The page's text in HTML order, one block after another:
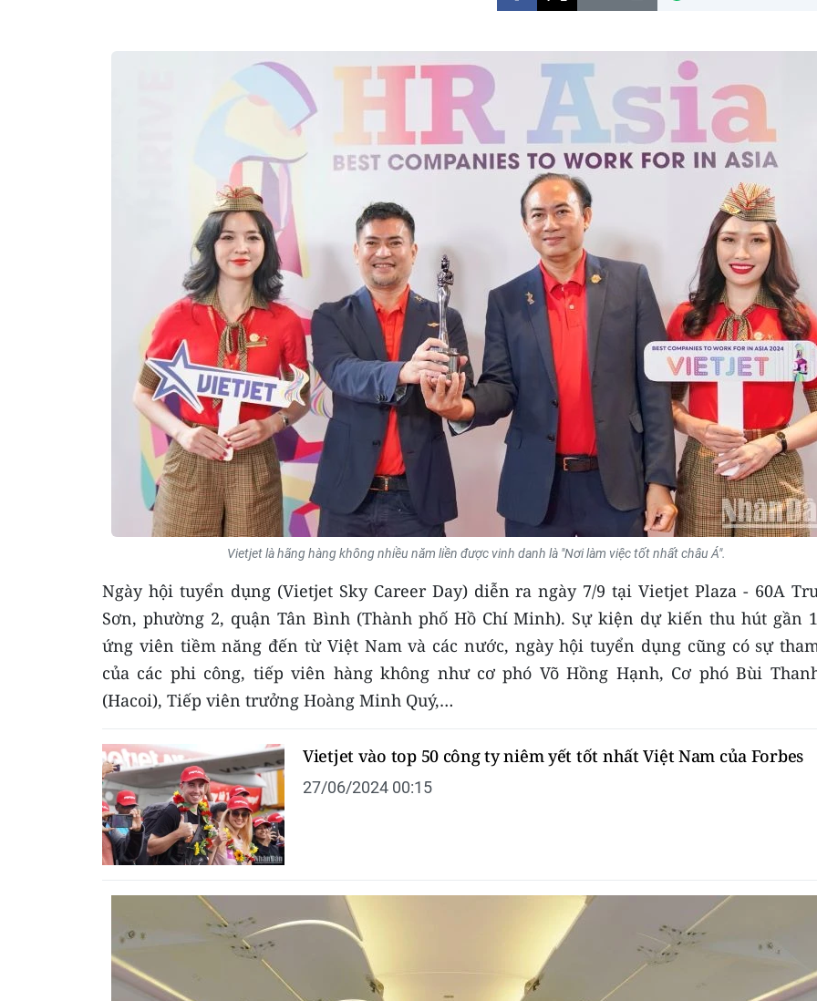
Vietjet là hãng hàng không nhiều năm liền được vinh danh là "Nơi làm việc tốt nhất châu Á".
Ngày hội tuyển dụng (Vietjet Sky Career Day) diễn ra ngày 7/9 tại Vietjet Plaza - 60A
Sơn, phường 2, quận Tân Bình (Thành phố Hồ Chí Minh). Sự kiện dự kiến thu hút gần
ứng viên tiềm năng đến từ Việt Nam và các nước, ngày hội tuyển dụng cũng có sự
của các phi công, tiếp viên hàng không như cơ phó Võ Hồng Hạnh, Cơ phó Bùi
(Hacoi), Tiếp viên trưởng Hoàng Minh Quý,…
Vietjet vào top 50 công ty niêm yết tốt nhất Việt Nam của Forbes
27/06/2024 00:15